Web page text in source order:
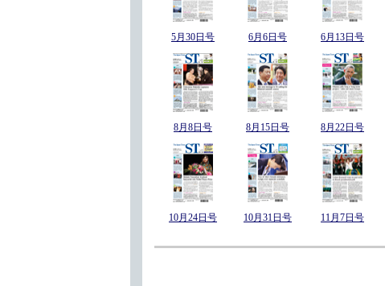
5月30日号 6月6日号 6月13日号
8月8日号 8月15日号 8月22日号
10月24日号 10月31日号 11月7日号